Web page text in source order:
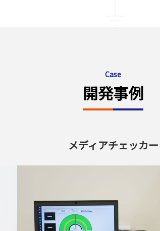
Case
開発事例
メディアチェッカー